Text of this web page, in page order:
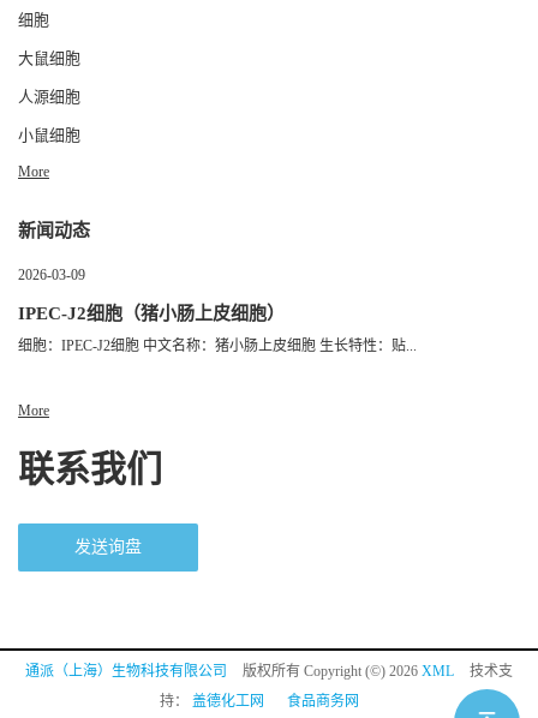
细胞
大鼠细胞
人源细胞
小鼠细胞
More
新闻动态
2026-03-09
IPEC-J2细胞（猪小肠上皮细胞）
细胞：IPEC-J2细胞 中文名称：猪小肠上皮细胞 生长特性：贴...
More
联系我们
发送询盘
通派（上海）生物科技有限公司 版权所有 Copyright (©) 2026 XML
技术支
持： 盖德化工网 食品商务网